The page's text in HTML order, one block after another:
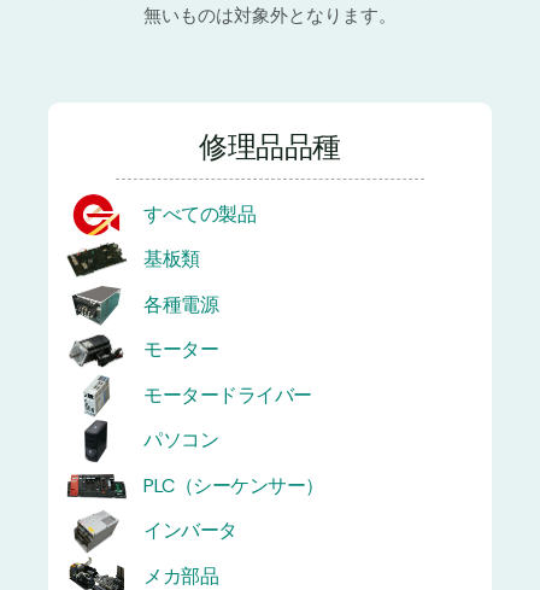
無いものは対象外となります。
修理品品種
すべての製品
基板類
各種電源
モーター
モータードライバー
パソコン
PLC（シーケンサー）
インバータ
メカ部品